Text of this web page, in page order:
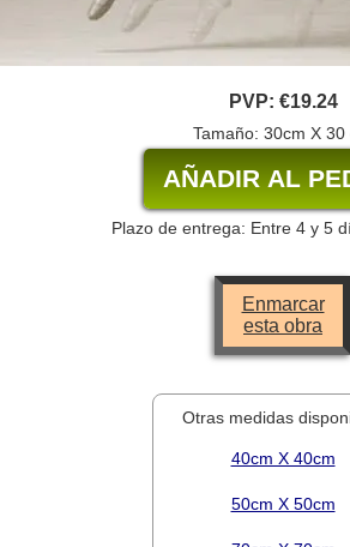
PVP: €19.24
Tamaño: 30cm X 30
Plazo de entrega: Entre 4 y 5
Enmarcar
esta obra
Otras medidas
40cm X 40cm
50cm X 50cm